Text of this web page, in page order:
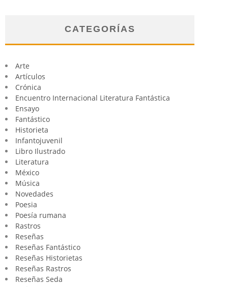
CATEGORÍAS
Arte
Artículos
Crónica
Encuentro Internacional Literatura Fantástica
Ensayo
Fantástico
Historieta
Infantojuvenil
Libro Ilustrado
Literatura
México
Música
Novedades
Poesia
Poesía rumana
Rastros
Reseñas
Reseñas Fantástico
Reseñas Historietas
Reseñas Rastros
Reseñas Seda